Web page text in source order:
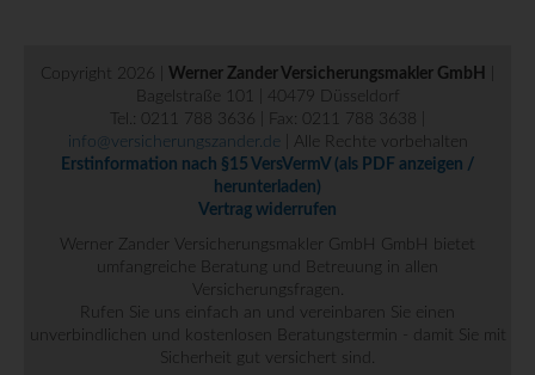
Copyright 2026 | Werner Zander Versicherungsmakler GmbH
Bagelstraße 101 | 40479 Düsseldorf
Tel.: 0211 788 3636 | Fax: 0211 788 3638 |
info@versicherungszander.de
| Alle Rechte vorbehalten
Erstinformation nach §15 VersVermV (als PDF anzeigen /
herunterladen)
Vertrag widerrufen
Werner Zander Versicherungsmakler GmbH GmbH bietet
umfangreiche Beratung und Betreuung in allen
Versicherungsfragen.
Rufen Sie uns einfach an und vereinbaren Sie einen
unverbindlichen und kostenlosen Beratungstermin - damit Sie mit
Sicherheit gut versichert sind.